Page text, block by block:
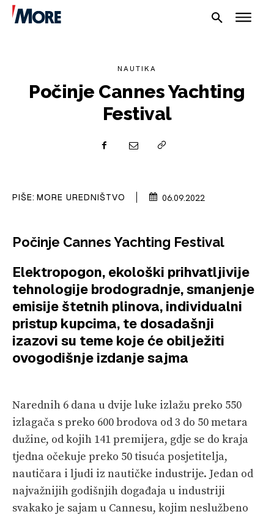
PLOVILA
SPIZA
VELIKE PRIČE
PRETPLATA
SHOP
NAUTIKA
Počinje Cannes Yachting
Festival
PIŠE: MORE UREDNIŠTVO 06.09.2022
Počinje Cannes Yachting Festival
Elektropogon, ekološki prihvatljivije
tehnologije brodogradnje, smanjenje
emisije štetnih plinova, individualni
pristup kupcima, te dosadašnji
izazovi su teme koje će obilježiti
ovogodišnje izdanje sajma
Narednih 6 dana u dvije luke izlažu preko 550
izlagača s preko 600 brodova od 3 do 50 metara
dužine, od kojih 141 premijera, gdje se do kraja
tjedna očekuje preko 50 tisuća posjetitelja,
nautičara i ljudi iz nautičke industrije. Jedan od
najvažnijih godišnjih događaja u industriji
svakako je sajam u Cannesu, kojim neslužbeno